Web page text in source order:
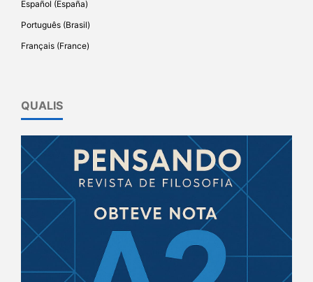
Español (España)
Português (Brasil)
Français (France)
QUALIS